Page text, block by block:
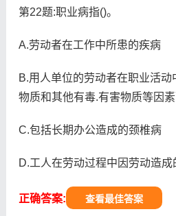
第22题:职业病指()。
A.劳动者在工作中所患的疾病
B.用人单位的劳动者在职业活
物质和其他有毒.有害物质等因
C.包括长期办公造成的颈椎病
D.工人在劳动过程中因劳动造
正确答案: 查看最佳答案